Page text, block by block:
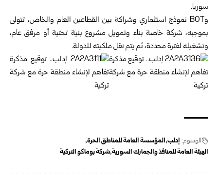
سوريا.
وBOT نموذج استثماري وشراكة بين القطاعين العام والخاص، تتولى
بموجبه، شركة خاصة بناء وتمويل مشروع بنية تحتية أو مرفق عام،
وتشغيله لفترة محددة، ثم يتم نقل ملكيته للدولة.
الوسوم: إدلب المؤسسة العامة للمناطق الحرة
الهيئة العامة للمنافذ والجمارك السورية شركة بوماكو التركية